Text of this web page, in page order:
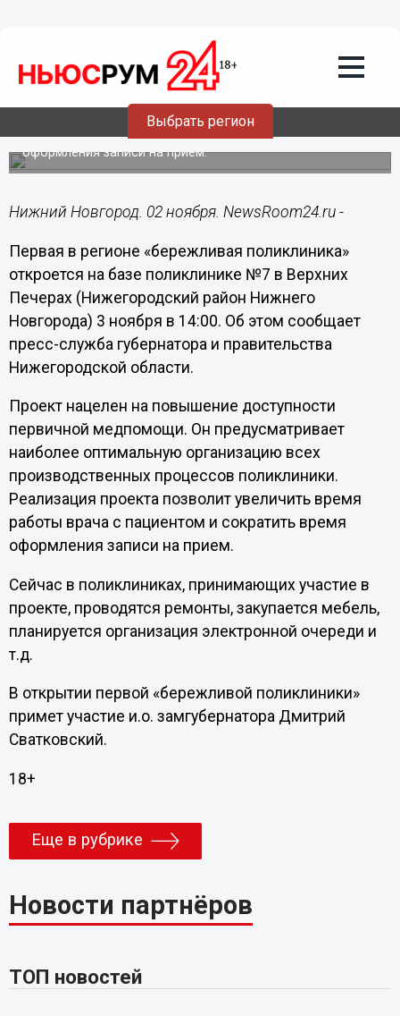
Выбрать регион
Первая «бережливая поликлиника»
откроется в Нижнем Новгороде 3
ноября
Реализация проекта позволит сократить время
оформления записи на прием.
Нижний Новгород. 02 ноября. NewsRoom24.ru -
Первая в регионе «бережливая поликлиника»
откроется на базе поликлинике №7 в Верхних
Печерах (Нижегородский район Нижнего
Новгорода) 3 ноября в 14:00. Об этом сообщает
пресс-служба губернатора и правительства
Нижегородской области.
Проект нацелен на повышение доступности
первичной медпомощи. Он предусматривает
наиболее оптимальную организацию всех
производственных процессов поликлиники.
Реализация проекта позволит увеличить время
работы врача с пациентом и сократить время
оформления записи на прием.
Сейчас в поликлиниках, принимающих участие в
проекте, проводятся ремонты, закупается мебель,
планируется организация электронной очереди и
т.д.
В открытии первой «бережливой поликлиники»
примет участие и.о. замгубернатора Дмитрий
Сватковский.
18+
Еще в рубрике
Новости партнёров
ТОП новостей